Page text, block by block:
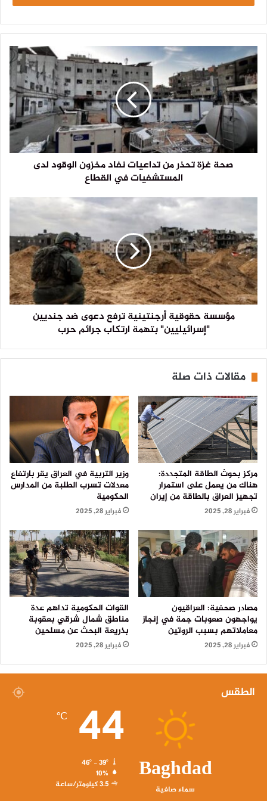
صحة غزة تحذر من تداعيات نفاد مخزون الوقود لدى
المستشفيات في القطاع
مؤسسة حقوقية أرجنتينية ترفع دعوى ضد جنديين
"إسرائيليين" بتهمة ارتكاب جرائم حرب
مقالات ذات صلة
مركز بحوث الطاقة المتجددة:
هناك من يعمل على استمرار
تجهيز العراق بالطاقة من إيران
فبراير 28, 2025
وزير التربية في العراق يقر بارتفاع
معدلات تسرب الطلبة من المدارس
الحكومية
فبراير 28, 2025
مصادر صحفية: العراقيون
يواجهون صعوبات جمة في إنجاز
معاملاتهم بسبب الروتين
فبراير 28, 2025
القوات الحكومية تداهم عدة
مناطق شمال شرقي بعقوبة
بذريعة البحث عن مسلحين
فبراير 28, 2025
الطقس
Baghdad
سماء صافية
44
℃
46º - 39º
10%
3.5 كيلومتر/ساعة